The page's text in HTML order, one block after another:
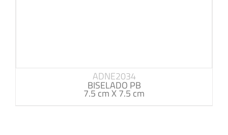
ADNE2034
BISELADO PB
7.5 cm X 7.5 cm